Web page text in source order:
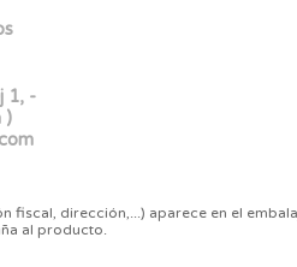
1, -
)
fiscal, dirección,...) aparece en el
al producto.